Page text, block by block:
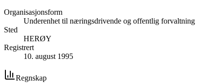
Organisasjonsform
Underenhet til næringsdrivende og offentlig forvaltning
Sted
HERØY
Registrert
10. august 1995
Regnskap